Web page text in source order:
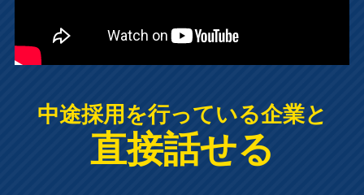
中途採用を行っている企業と
直接話せる